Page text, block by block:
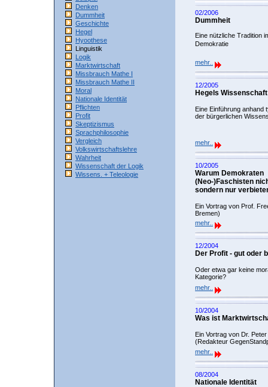
Denken
Dummheit
Geschichte
Hegel
Hyoothese
Linguistik
Logik
Marktwirtschaft
Missbrauch Mathe I
Missbrauch Mathe II
Moral
Nationale Identität
Pflichten
Profit
Skeptizismus
Sprachphilosophie
Vergleich
Volkswirtschaftslehre
Wahrheit
Wissenschaft der Logik
Wissens. + Teleologie
02/2006
Dummheit
Eine nützliche Tradition
Demokratie
mehr..
12/2005
Hegels
Eine Einführung anhand
der bürgerlichen
mehr..
10/2005
Warum Demokraten
(Neo-)Faschisten
sondern nur
Ein Vortrag von Prof.
Bremen)
mehr..
12/2004
Der Profit - gut oder
Oder etwa gar keine
Kategorie?
mehr..
10/2004
Was ist
Ein Vortrag von Dr.
(Redakteur
mehr..
08/2004
Nationale Identität